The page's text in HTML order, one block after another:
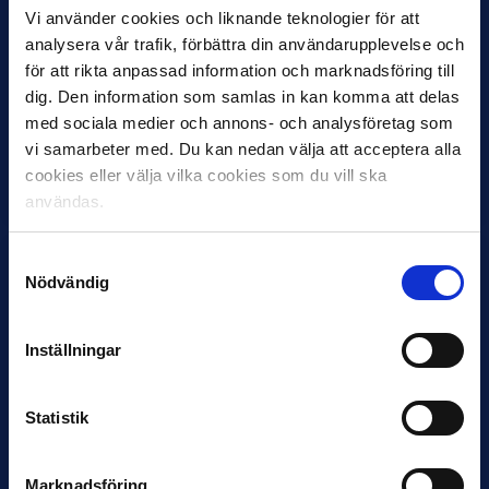
Vi använder cookies och liknande teknologier för att
analysera vår trafik, förbättra din användarupplevelse och
för att rikta anpassad information och marknadsföring till
dig. Den information som samlas in kan komma att delas
med sociala medier och annons- och analysföretag som
vi samarbeter med. Du kan nedan välja att acceptera alla
cookies eller välja vilka cookies som du vill ska
användas.
Nödvändig
Inställningar
Statistik
Marknadsföring
11 JUNI
VM-spelare med förflutet i Allsvenskan
och Superettan
Bosnien & Hercegovina Armin Gigovic — Helsingborgs IF
Dennis Hadžikadunić — Malmö FF / Trelleborg FF
Elfenbenskusten…
Han nätade snyggast i maj: “Ett alldeles
Magnusson fick flest…